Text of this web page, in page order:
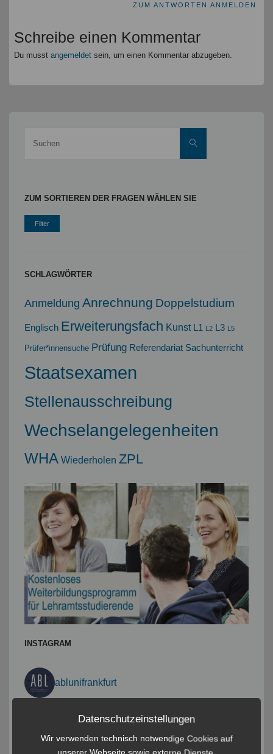
ZUM ANTWORTEN ANMELDEN
Schreibe einen Kommentar
Du musstangemeldet sein, um einen Kommentar abzugeben.
Suchen
ZUM SORTIEREN DER FRAGEN WÄHLEN SIE
SCHLAGWÖRTER
Anmeldung Anrechnung Doppelstudium
Englisch Erweiterungsfach Kunst L1 L2 L3 L5
Prüfer*innensuche Prüfung Referendariat Sachunterricht
Staatsexamen
Stellenausschreibung
Wechselangelegenheiten
WHA Wiederholen ZPL
INSTAGRAM
ablunifrankfurt
Datenschutzeinstellungen
Wir verwenden technisch notwendige Cookies auf